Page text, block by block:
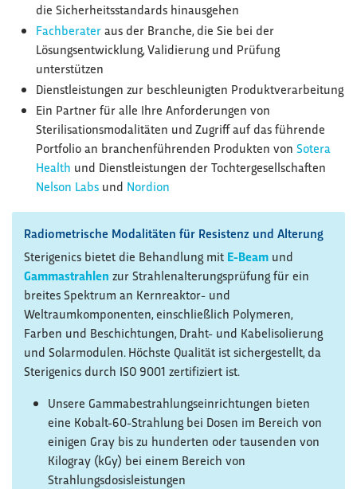
die Sicherheitsstandards hinausgehen
Fachberateraus der Branche, die Sie bei der
Lösungsentwicklung, Validierung und Prüfung
unterstützen
Dienstleistungen zur beschleunigten Produktverarbeitung
Ein Partner für alle Ihre Anforderungen von
Sterilisationsmodalitäten und Zugriff auf das führende
Portfolio an branchenführenden Produkten von Sotera
Health und Dienstleistungen der Tochtergesellschaften
Nelson Labs und Nordion
Radiometrische Modalitäten für Resistenz und Alterung
Sterigenics bietet die Behandlung mit E-Beam und
Gammastrahlen zur Strahlenalterungsprüfung für ein
breites Spektrum an Kernreaktor- und
Weltraumkomponenten, einschließlich Polymeren,
Farben und Beschichtungen, Draht- und Kabelisolierung
und Solarmodulen. Höchste Qualität ist sichergestellt, da
Sterigenics durch ISO 9001 zertifiziert ist.
Unsere Gammabestrahlungseinrichtungen bieten
eine Kobalt-60-Strahlung bei Dosen im Bereich von
einigen Gray bis zu hunderten oder tausenden von
Kilogray (kGy) bei einem Bereich von
Strahlungsdosisleistungen